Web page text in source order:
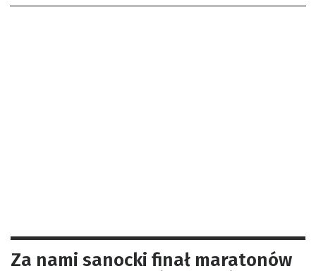
Za nami sanocki finał maratonów